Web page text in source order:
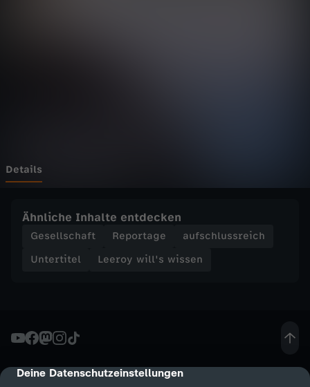
cmp-dialog-description
Deine Datenschutzeinstellungen
w
s
n
-
Details
Ähnliche Inhalte entdecken
Gesellschaft Reportage
aufschlussreich
Untertitel
Leeroy will's wissen